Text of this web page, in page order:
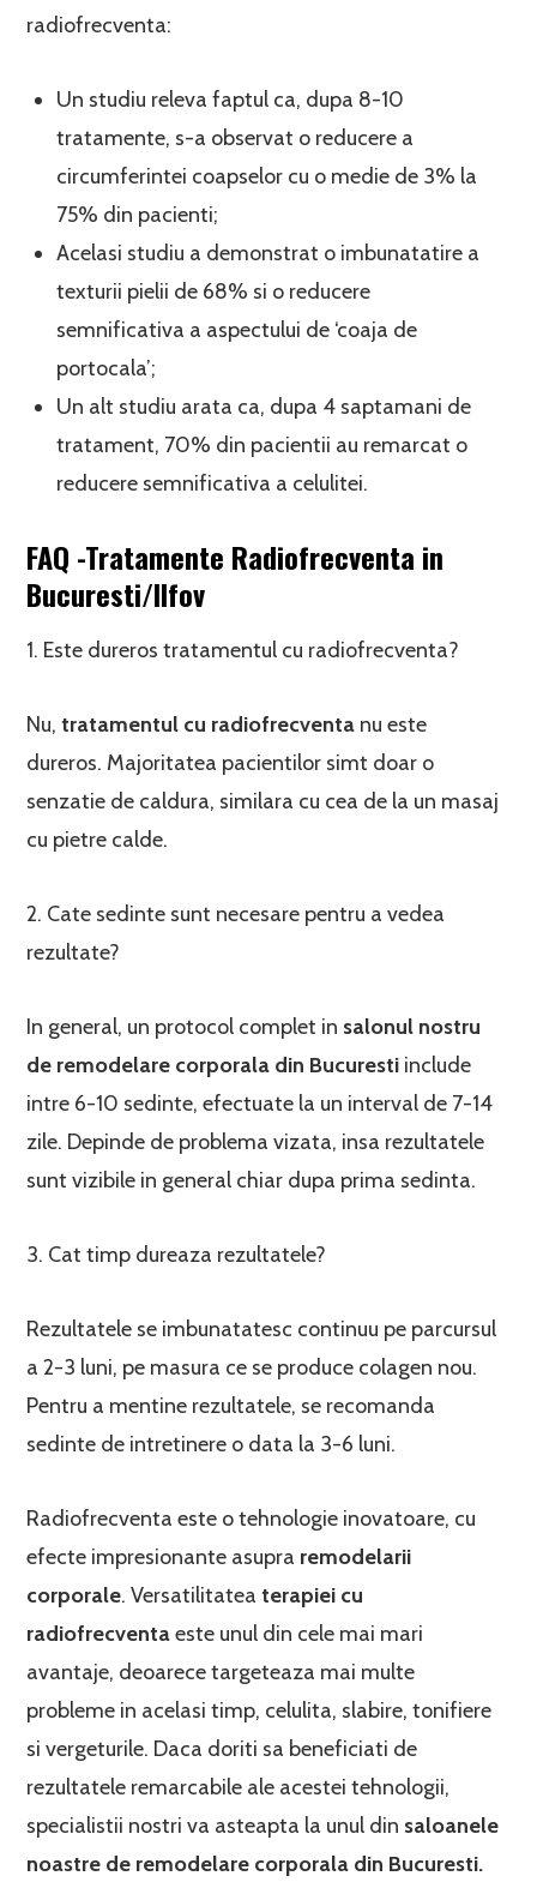
radiofrecventa:
Un studiu releva faptul ca, dupa 8-10
tratamente, s-a observat o reducere a
circumferintei coapselor cu o medie de 3% la
75% din pacienti;
Acelasi studiu a demonstrat o imbunatatire a
texturii pielii de 68% si o reducere
semnificativa a aspectului de ‘coaja de
portocala’;
Un alt studiu arata ca, dupa 4 saptamani de
tratament, 70% din pacientii au remarcat o
reducere semnificativa a celulitei.
FAQ -Tratamente Radiofrecventa in
Bucuresti/Ilfov
1. Este dureros tratamentul cu radiofrecventa?
Nu,tratamentul cu radiofrecventa nu este
dureros. Majoritatea pacientilor simt doar o
senzatie de caldura, similara cu cea de la un masaj
cu pietre calde.
2. Cate sedinte sunt necesare pentru a vedea
rezultate?
In general, un protocol complet in salonul nostru
de remodelare corporala din Bucuresti include
intre 6-10 sedinte, efectuate la un interval de 7-14
zile. Depinde de problema vizata, insa rezultatele
sunt vizibile in general chiar dupa prima sedinta.
3. Cat timp dureaza rezultatele?
Rezultatele se imbunatatesc continuu pe parcursul
a 2-3 luni, pe masura ce se produce colagen nou.
Pentru a mentine rezultatele, se recomanda
sedinte de intretinere o data la 3-6 luni.
Radiofrecventa este o tehnologie inovatoare, cu
efecte impresionante asupra remodelarii
corporale. Versatilitateaterapiei cu
radiofrecventaeste unul din cele mai mari
avantaje, deoarece targeteaza mai multe
probleme in acelasi timp, celulita, slabire, tonifiere
si vergeturile. Daca doriti sa beneficiati de
rezultatele remarcabile ale acestei tehnologii,
specialistii nostri va asteapta la unul din saloanele
noastre de remodelare corporala din Bucuresti.